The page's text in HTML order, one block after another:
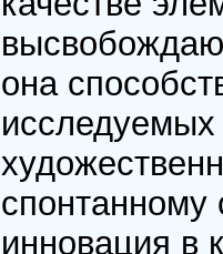
она
инновация в